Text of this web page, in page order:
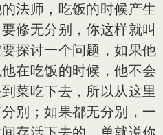
法师，吃饭的时候产生
修无分别，你这样就叫
探讨一个问题，如果他
在吃饭的时候，他不会
菜吃下去，所以从这里
别；如果都无分别，一